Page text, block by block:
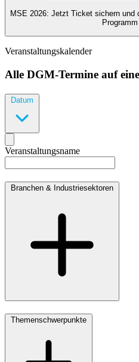
MSE 2026: Jetzt Ticket sichern
Veranstaltungskalender
Alle DGM-Termine auf
Products
Categories
Veranstaltungsname
Branchen & Industriesektoren